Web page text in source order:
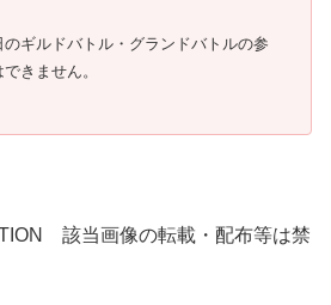
ギルドバトル・グランドバトルの参
きません。
該当画像の転載・配布等は禁